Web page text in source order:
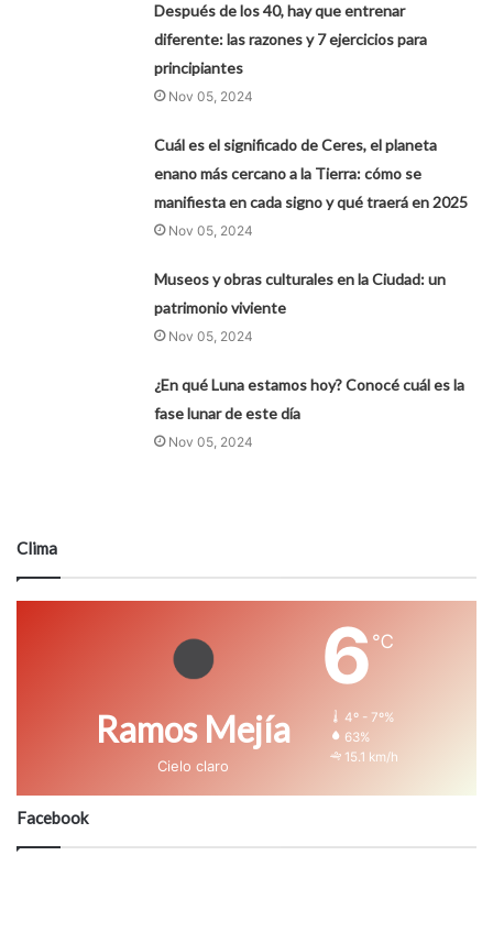
Después de los 40, hay que entrenar
diferente: las razones y 7 ejercicios para
principiantes
Nov 05, 2024
Cuál es el significado de Ceres, el planeta
enano más cercano a la Tierra: cómo se
manifiesta en cada signo y qué traerá en 2025
Nov 05, 2024
Museos y obras culturales en la Ciudad: un
patrimonio viviente
Nov 05, 2024
¿En qué Luna estamos hoy? Conocé cuál es la
fase lunar de este día
Nov 05, 2024
Clima
Ramos Mejía
Cielo claro
6 ℃
4º - 7º%
63%
15.1 km/h
Facebook